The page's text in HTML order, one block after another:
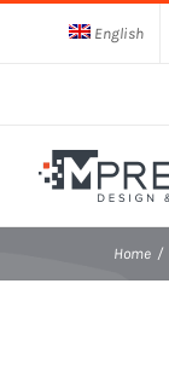
English
Home